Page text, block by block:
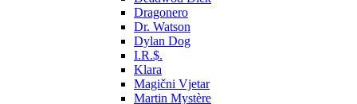
Dragonero
Dr. Watson
Dylan Dog
I.R.$.
Klara
Magični Vjetar
Martin Mystère